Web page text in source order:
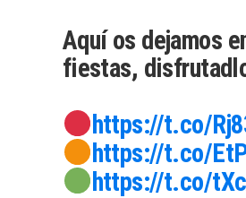
Aquí os dejamos
fiestas,
https://t.co/
https://t.co/
https://t.co/